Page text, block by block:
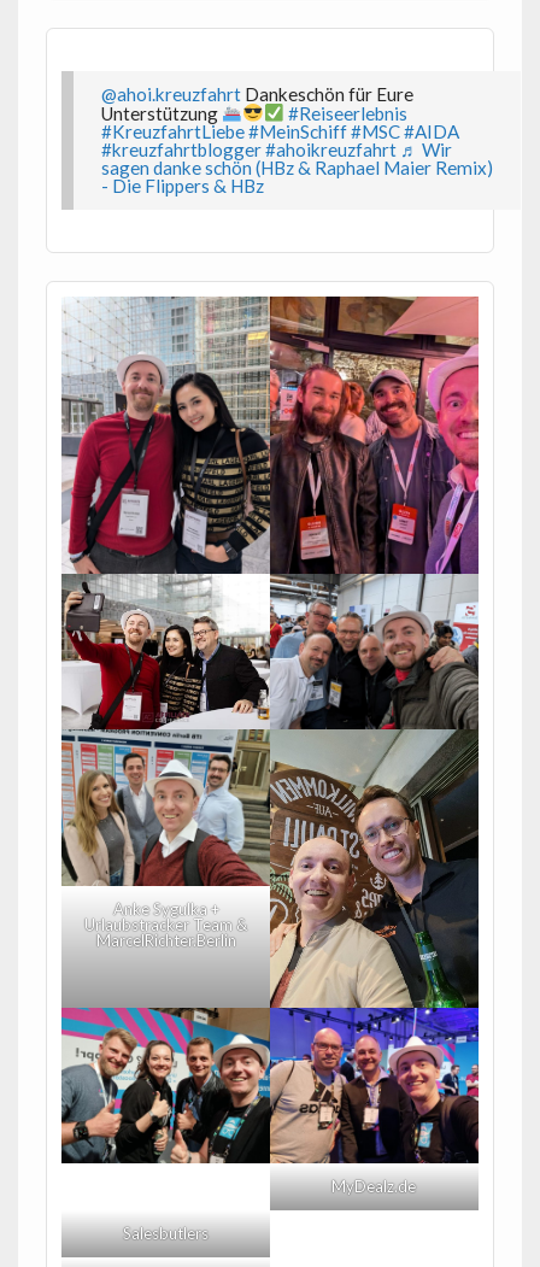
@ahoi.kreuzfahrt Dankeschön für Eure
Unterstützung
#Reiseerlebnis
#KreuzfahrtLiebe#MeinSchiff#MSC#AIDA
#kreuzfahrtblogger#ahoikreuzfahrt ♬ Wir
sagen danke schön (HBz & Raphael Maier Remix)
- Die Flippers & HBz
Anke Sygulka +
Urlaubstracker Team &
MarcelRichter.Berlin
MyDealz.de
Salesbutlers